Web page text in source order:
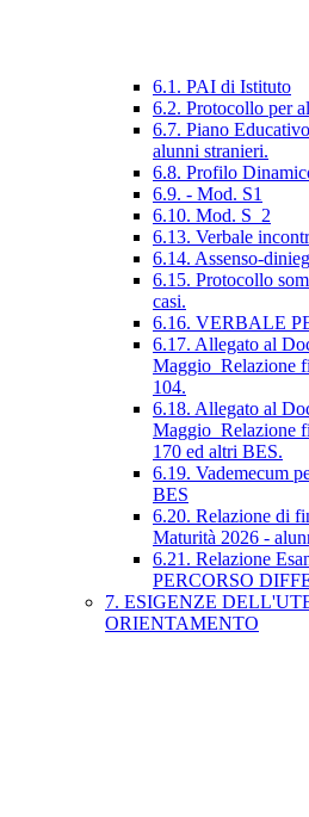
6.1. PAI di Istituto
6.2. Protocollo per
6.7. Piano
alunni stranieri.
6.8. Profilo
6.9. - Mod. S1
6.10. Mod. S_2
6.13. Verbale
6.14. Assenso-
6.15. Protocollo
casi.
6.16. VERBALE
6.17. Allegato al
Maggio_Relazione
104.
6.18. Allegato al
Maggio_Relazione
170 ed altri BES.
6.19. Vademecum
BES
6.20. Relazione di
Maturità 2026 -
6.21. Relazione
PERCORSO
7. ESIGENZE
ORIENTAMENTO